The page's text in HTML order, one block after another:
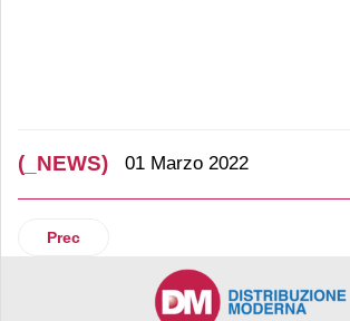
(_NEWS) 01 Marzo 2022
Articolo precedente: “Crai Camp
Prec